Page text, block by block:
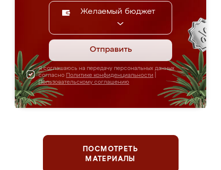
Желаемый бюджет
Отправить
Я соглашаюсь на передачу персональных данных
согласно Политике конфиденциальности
Пользовательскому соглашению
ПОСМОТРЕТЬ
МАТЕРИАЛЫ